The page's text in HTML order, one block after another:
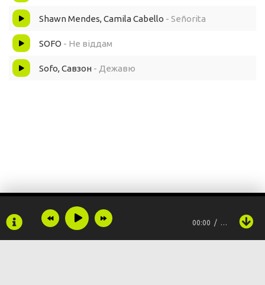
Shawn Mendes, Camila Cabello - Señorita
SOFO - Не віддам
Sofo, Савзон - Дежавю
00:00